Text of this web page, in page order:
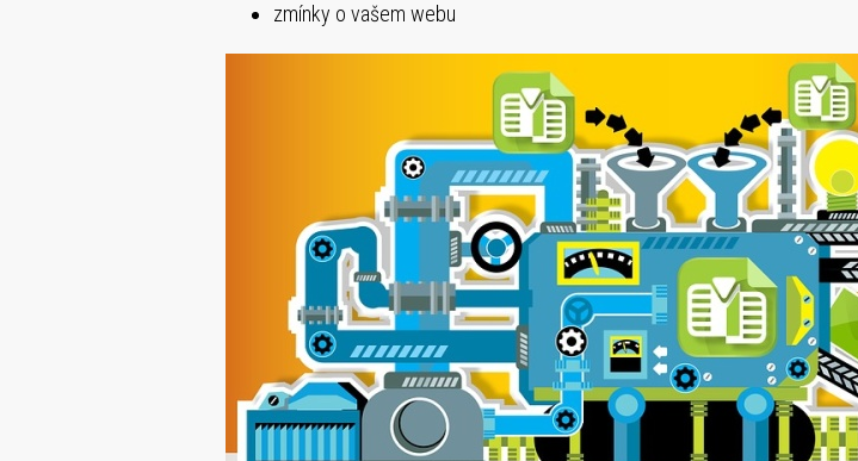
zmínky o vašem webu